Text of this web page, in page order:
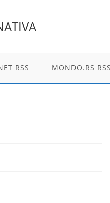
RSS MONDO.RS RSS